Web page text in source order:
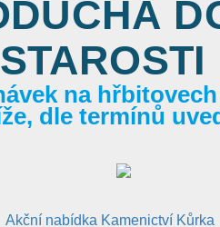
STAROSTI
na
dle termínů